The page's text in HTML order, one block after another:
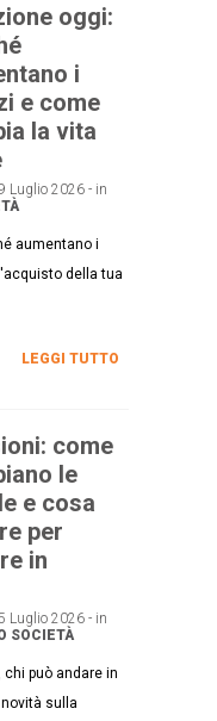
oggi:
i
e come
la vita
Luglio 2026 - in
aumentano i
della tua
LEGGI TUTTO
come
le
e cosa
per
in
Luglio 2026 - in
SOCIETÀ
può andare in
sulla